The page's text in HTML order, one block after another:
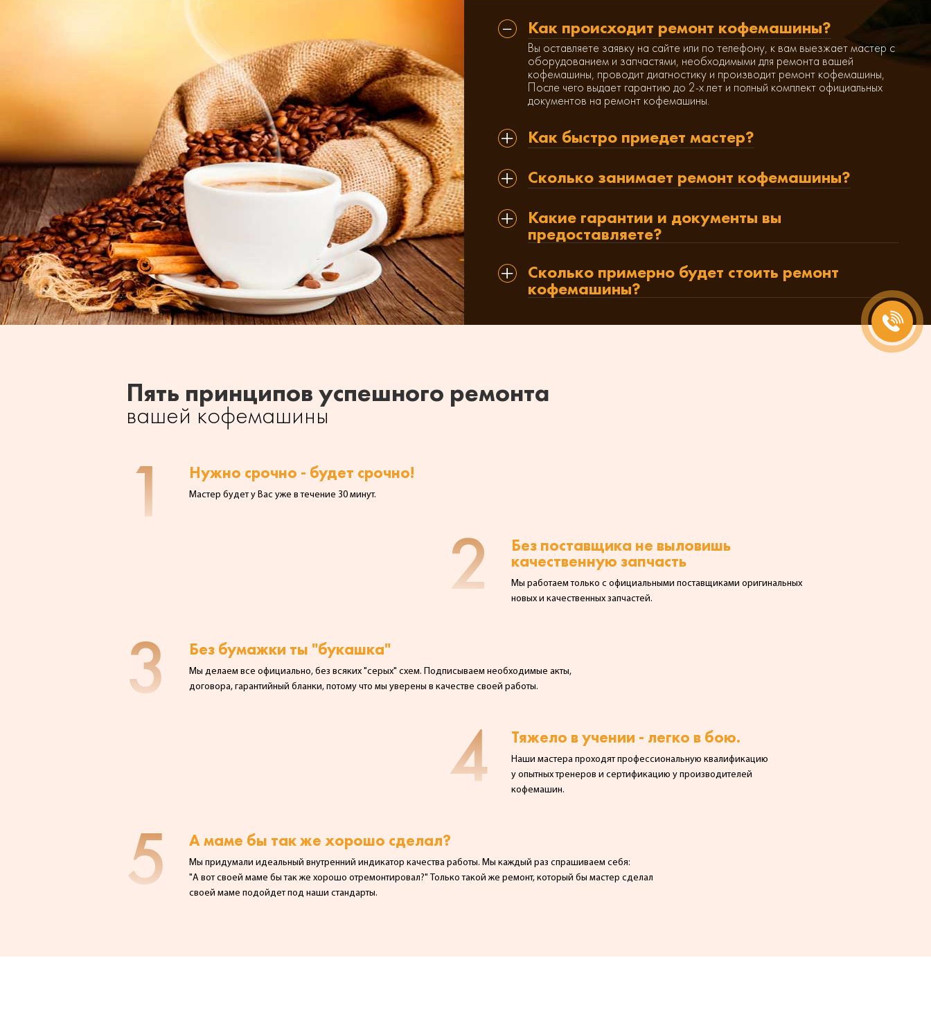
Как происходит ремонт кофемашины?
Вы оставляете заявку на сайте или по телефону, к вам выезжает мастер с
оборудованием и запчастями, необходимыми для ремонта вашей
кофемашины, проводит диагностику и производит ремонт кофемашины,
После чего выдает гарантию до 2-х лет и полный комплект официальных
документов на ремонт кофемашины.
Как быстро приедет мастер?
Сколько занимает ремонт кофемашины?
Какие гарантии и документы вы
предоставляете?
Сколько примерно будет стоить ремонт
кофемашины?
Пять принципов успешного ремонта
вашей кофемашины
1 Нужно срочно - будет срочно!
Мастер будет у Вас уже в течение 30 минут.
2 Без поставщика не выловишь
качественную запчасть
Мы работаем только с официальными поставщиками оригинальных
новых и качественных запчастей.
3 Без бумажки ты "букашка"
Мы делаем все официально, без всяких "серых" схем. Подписываем необходимые акты,
договора, гарантийный бланки, потому что мы уверены в качестве своей работы.
4 Тяжело в учении - легко в бою.
Наши мастера проходят профессиональную квалификацию
у опытных тренеров и сертификацию у производителей
кофемашин.
5 А маме бы так же хорошо сделал?
Мы придумали идеальный внутренний индикатор качества работы. Мы каждый раз спрашиваем себя:
"А вот своей маме бы так же хорошо отремонтировал?" Только такой же ремонт, который бы мастер сделал
своей маме подойдет под наши стандарты.